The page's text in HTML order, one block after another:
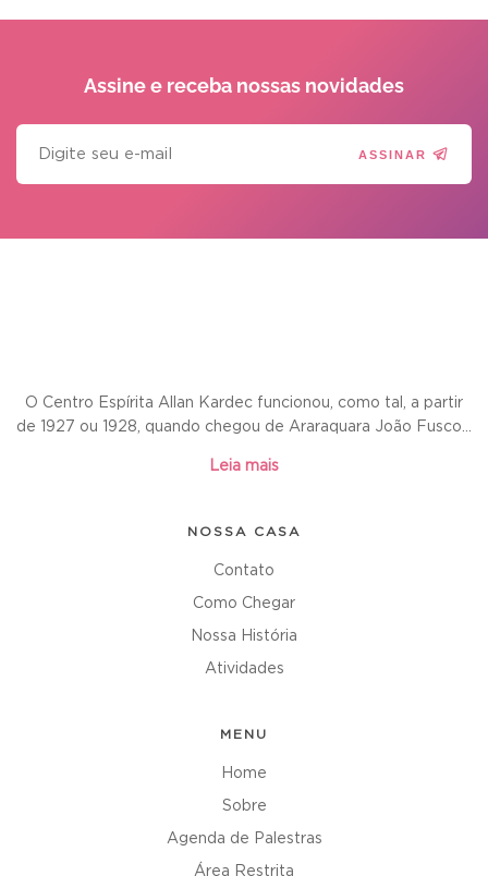
Assine e receba nossas novidades
ASSINAR
O Centro Espírita Allan Kardec funcionou, como tal, a partir
de 1927 ou 1928, quando chegou de Araraquara João Fusco...
Leia mais
NOSSA CASA
Contato
Como Chegar
Nossa História
Atividades
MENU
Home
Sobre
Agenda de Palestras
Área Restrita